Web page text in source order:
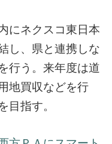
にネクスコ東日本
し、県と連携しな
行う。来年度は道
地買収などを行
目指す。